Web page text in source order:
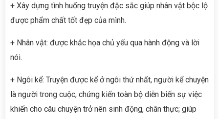
+ Xây dựng tình huống truyện đặc sắc giúp nhân vật bộc lộ
được phẩm chất tốt đẹp của mình.
+ Nhân vật: được khắc họa chủ yếu qua hành động và lời
nói.
+ Ngôi kể: Truyện được kể ở ngôi thứ nhất, người kể chuyện
là người trong cuộc, chứng kiến toàn bộ diễn biến sự việc
khiến cho câu chuyện trở nên sinh động, chân thực; giúp